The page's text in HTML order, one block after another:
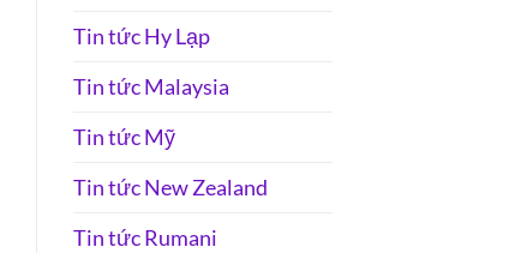
Tin tức Hy Lạp
Tin tức Malaysia
Tin tức Mỹ
Tin tức New Zealand
Tin tức Rumani